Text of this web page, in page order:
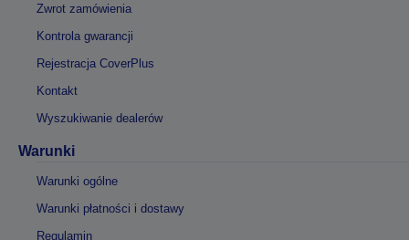
Zwrot zamówienia
Kontrola gwarancji
Rejestracja CoverPlus
Kontakt
Wyszukiwanie dealerów
Warunki
Warunki ogólne
Warunki płatności i dostawy
Regulamin